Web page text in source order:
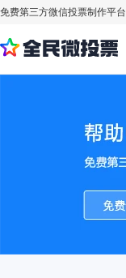
免费第三方微信投票制作平台